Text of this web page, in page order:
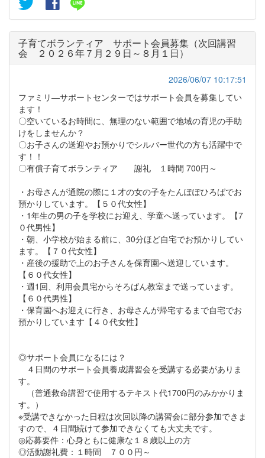
子育てボランティア サポート会員募集（次回講習
会 ２０２６年７月２９日～８月１日）
2026/06/07 10:17:51
ファミリ―サポートセンターではサポート会員を募集してい
ます！
〇空いているお時間に、無理のない範囲で地域の育児の手助
けをしませんか？
〇お子さんの送迎やお預かりでシルバー世代の方も活躍中で
す！！
〇有償子育てボランティア 謝礼 １時間 700円～
・お母さんが通院の際に１才の女の子をたんぽぽひろばでお
預かりしています。【５０代女性】
・1年生の男の子を学校にお迎え、学童へ送っています。【7
０代男性】
・朝、小学校が始まる前に、30分ほど自宅でお預かりしてい
ます。【７０代女性】
・産後の援助で上のお子さんを保育園へ送迎しています。
【６０代女性】
・週1回、利用会員宅からそろばん教室まで送っています。
【６０代男性】
・保育園へお迎えに行き、お母さんが帰宅するまで自宅でお
預かりしています【４０代女性】
◎サポート会員になるには？
４日間のサポート会員養成講習会を受講する必要がありま
す。
（普通救命講習で使用するテキスト代1700円のみかかりま
す。）
※受講できなかった日程は次回以降の講習会に部分参加できま
すので、４日間続けて参加できなくても大丈夫です。
◎応募要件：心身ともに健康な１８歳以上の方
◎活動謝礼費：１時間 ７００円～